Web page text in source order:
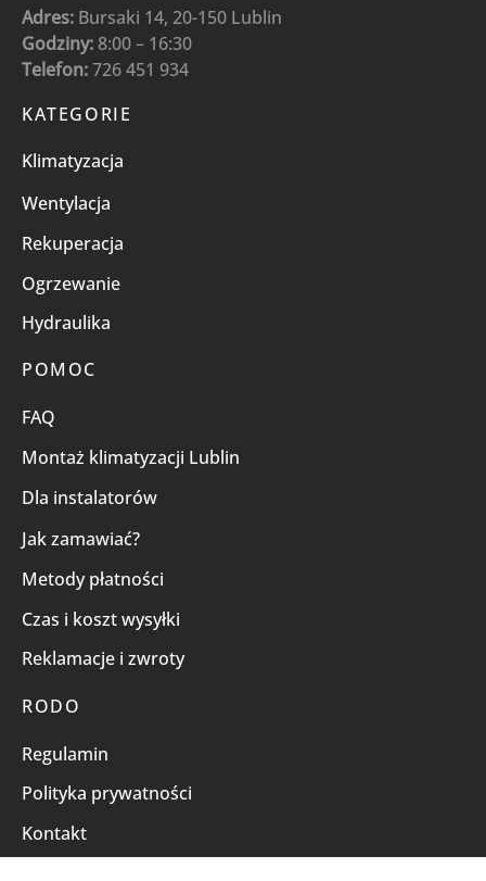
Adres: Bursaki 14, 20-150 Lublin
Godziny: 8:00 – 16:30
Telefon:726 451 934
KATEGORIE
Klimatyzacja
Wentylacja
Rekuperacja
Ogrzewanie
Hydraulika
POMOC
FAQ
Montaż klimatyzacji Lublin
Dla instalatorów
Jak zamawiać?
Metody płatności
Czas i koszt wysyłki
Reklamacje i zwroty
RODO
Regulamin
Polityka prywatności
Kontakt